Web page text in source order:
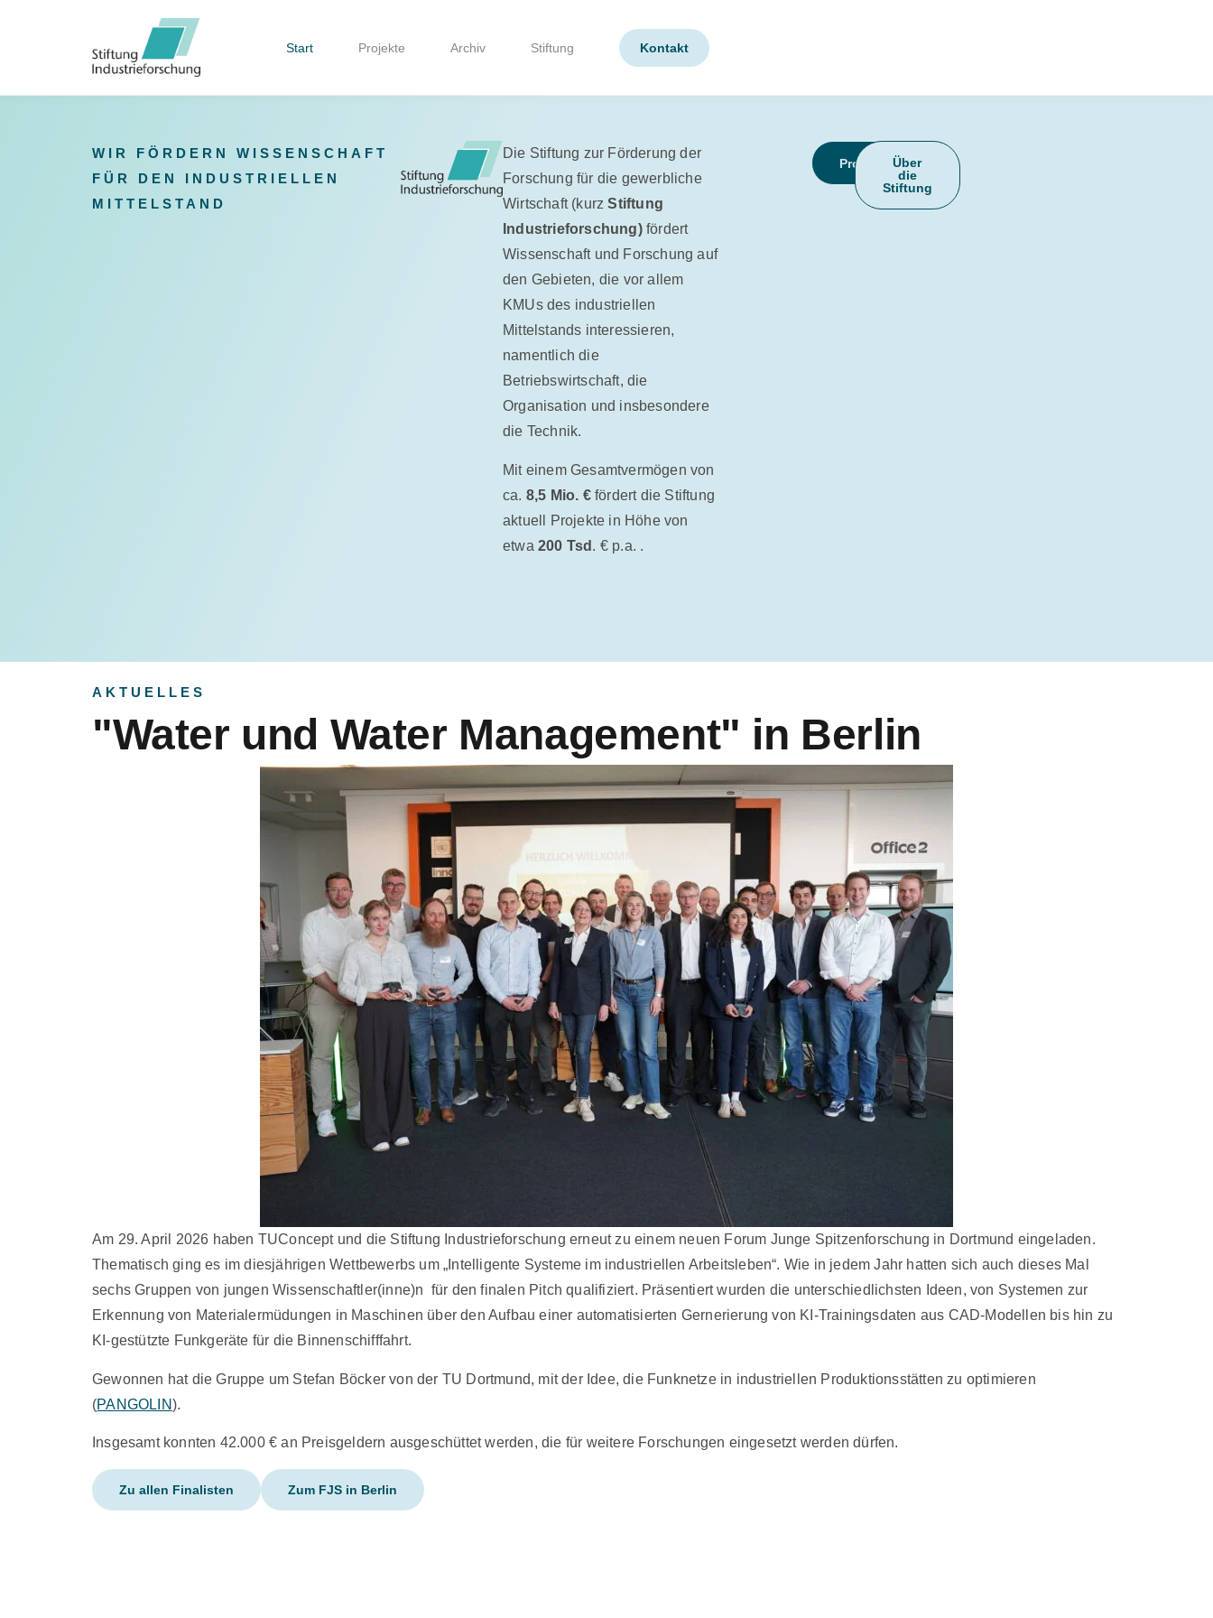
Start Projekte Archiv Stiftung Kontakt
WIR FÖRDERN WISSENSCHAFT
FÜR DEN INDUSTRIELLEN
MITTELSTAND
Die Stiftung zur Förderung der
Forschung für die gewerbliche
Wirtschaft (kurzStiftung
Industrieforschung)fördert
Wissenschaft und Forschung auf
den Gebieten, die vor allem
KMUs des industriellen
Mittelstands interessieren,
namentlich die
Betriebswirtschaft, die
Organisation und insbesondere
die Technik.
Mit einem Gesamtvermögen von
ca. 8,5 Mio. €fördert die Stiftung
aktuell Projekte in Höhe von
etwa 200 Tsd . € p.a. .
Projekte
Über
die
Stiftung
AKTUELLES
"Water und Water Management" in Berlin
Am 29. April 2026 haben TUConcept und die Stiftung Industrieforschung erneut zu einem neuen Forum Junge Spitzenforschung in Dortmund eingeladen.
Thematisch ging es im diesjährigen Wettbewerbs um „Intelligente Systeme im industriellen Arbeitsleben“. Wie in jedem Jahr hatten sich auch dieses Mal
sechs Gruppen von jungen Wissenschaftler(inne)n für den finalen Pitch qualifiziert. Präsentiert wurden die unterschiedlichsten Ideen, von Systemen zur
Erkennung von Materialermüdungen in Maschinen über den Aufbau einer automatisierten Gernerierung von KI-Trainingsdaten aus CAD-Modellen bis hin zu
KI-gestützte Funkgeräte für die Binnenschifffahrt.
Gewonnen hat die Gruppe um Stefan Böcker von der TU Dortmund, mit der Idee, die Funknetze in industriellen Produktionsstätten zu optimieren
(PANGOLIN).
Insgesamt konnten 42.000 € an Preisgeldern ausgeschüttet werden, die für weitere Forschungen eingesetzt werden dürfen.
Zu allen Finalisten Zum FJS in Berlin